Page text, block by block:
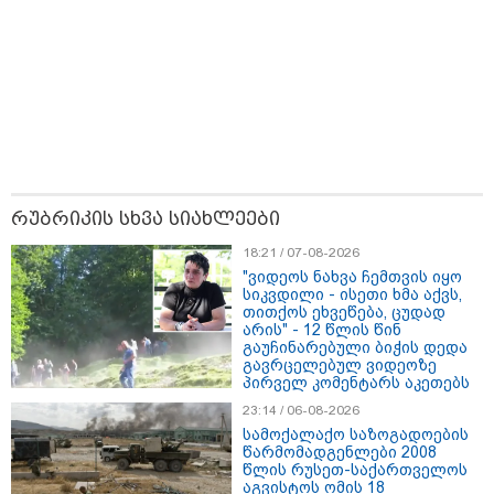
"აშშ კვლავაც ღრმად
შეშფოთებულია რუსეთის მიერ
საქართველოს ტერიტორიის
განგრძობადი ოკუპაციით" -
აშშ-ის საელჩო
17:12 / 07-08-2026
ორთოდონტია – რატომ უნდა
უმკურნალოთ თანკბილვის
დარღვევებს დროულად?
რუბრიკის სხვა სიახლეები
18:21 / 07-08-2026
"ვიდეოს ნახვა ჩემთვის იყო
სიკვდილი - ისეთი ხმა აქვს,
თითქოს ეხვეწება, ცუდად
არის" - 12 წლის წინ
გაუჩინარებული ბიჭის დედა
გავრცელებულ ვიდეოზე
პირველ კომენტარს აკეთებს
23:14 / 06-08-2026
სამოქალაქო საზოგადოების
წარმომადგენლები 2008
წლის რუსეთ-საქართველოს
აგვისტოს ომის 18